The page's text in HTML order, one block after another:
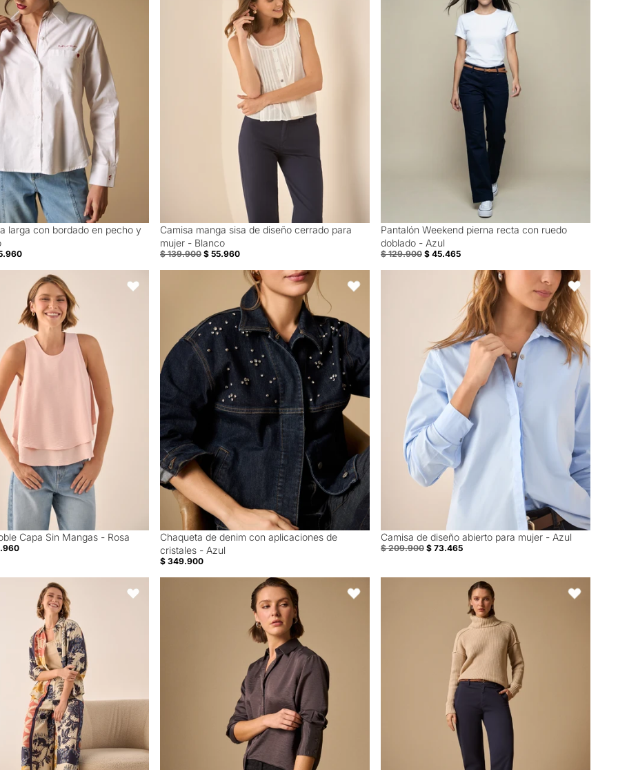
larga con bordado en pecho y
60% Off
Camisa manga sisa de diseño cerrado para
mujer - Blanco
$ 139.900 $ 55.960
Special Prices
Pantalón Weekend pierna recta con ruedo
doblado - Azul
$ 129.900 $ 45.465
Capa Sin Mangas - Rosa
Capa Sin Mangas - Rosa
Favoritos
Chaqueta de denim con aplicaciones de cristales - Azul
40% Off
Chaqueta de denim con aplicaciones de
cristales - Azul
$ 349.900
Favoritos
Camisa de diseño abierto para mujer - Azul
Special Prices
Camisa de diseño abierto para mujer - Azul
$ 209.900 $ 73.465
Favoritos
Leg Patchwork Multicolor - Blanco
Favoritos
Camisa Gris Textura Premium Manga Larga - Gris
Favoritos
Pantalón elegante bota recta para mujer - Azul
Favoritos